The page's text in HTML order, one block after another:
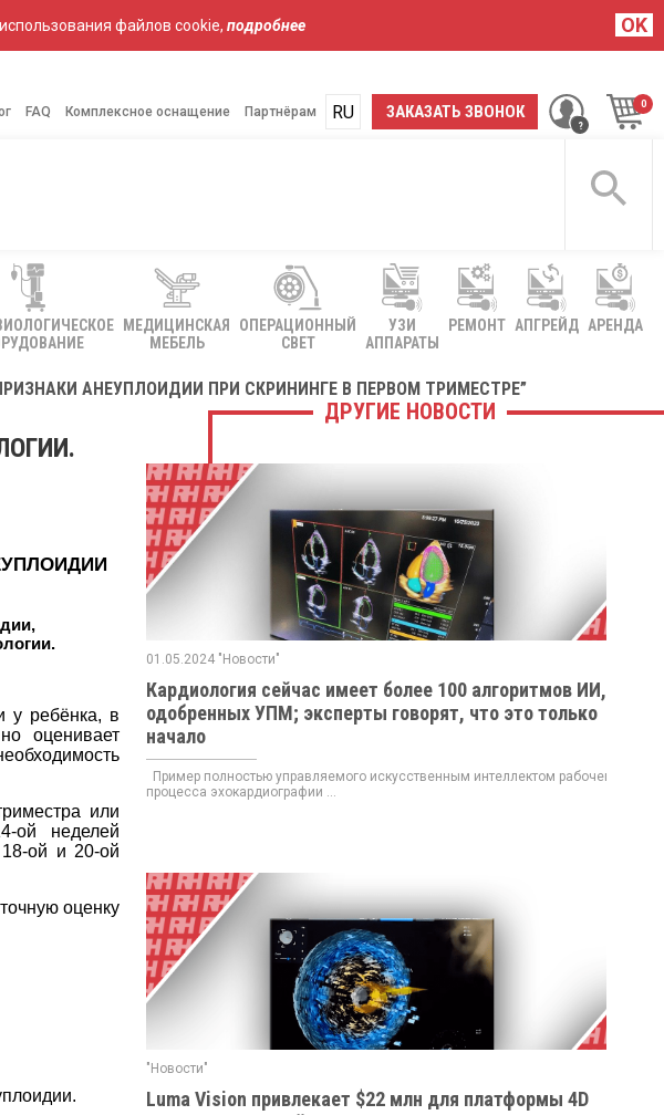
файлов cookie, подробнее OK
FAQ Комплексное оснащение Партнёрам ЗАКАЗАТЬ ЗВОНОК
RU
UA
МЕДИЦИНСКАЯ
МЕБЕЛЬ
ОПЕРАЦИОННЫЙ
СВЕТ
УЗИ
АППАРАТЫ
РЕМОНТ АПГРЕЙД АРЕНДА
АНЕУПЛОИДИИ ПРИ СКРИНИНГЕ В ПЕРВОМ ТРИМЕСТРЕ”
у ребёнка, в
оценивает
или
ой неделей
ой и 20-ой
оценку
ДРУГИЕ НОВОСТИ
01.05.2024 "Новости"
Кардиология сейчас имеет более 100 алгоритмов ИИ,
одобренных УПМ; эксперты говорят, что это только
начало
Пример полностью управляемого искусственным интеллектом рабочего
процесса эхокардиографии ...
"Новости"
Luma Vision привлекает $22 млн для платформы 4D